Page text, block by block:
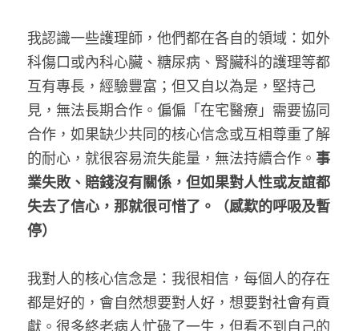
我認識一些護理師，他們都在各自的領域：如外
科傷口或內科心臟、糖尿病、腎臟科的護理等都
互有專長，經驗豐富；但又自以為是，堅持己
見，無法長期合作。偏偏「在宅醫療」需要協同
合作，如果缺少共同的核心信念或互相尊重了解
的耐心，就很容易流失能量，無法持續合作。 事
業失敗、賠錢沒有關係，但如果對人性或友誼都
失去了信心，那就很可惜了。（感歎的呼吸及暫
停）
我對人的核心信念是：我很相信，每個人的存在
都是好的，會自然想要對人好，想要對社會有貢
獻。很多終老病人忙碌了一生，但看不到自己的